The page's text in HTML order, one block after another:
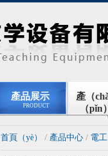
產品展示
PRODUCT
產（
（pǐn
首頁（yè） / 產品中心 / 電